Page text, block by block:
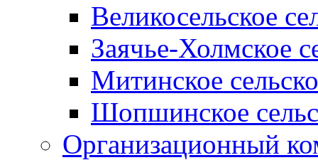
Великосельское
Заячье-Холмское
Митинское
Шопшинское
Организационный